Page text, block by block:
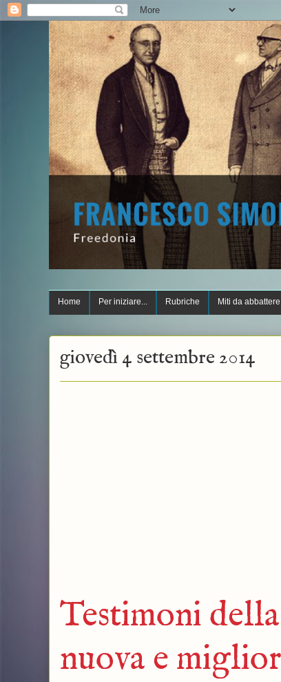
Home Per iniziare... Rubriche Miti da abbattere
giovedì 4 settembre 2014
Testimoni
nuova e